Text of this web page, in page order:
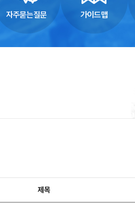
자주묻는질문 가이드맵
제목